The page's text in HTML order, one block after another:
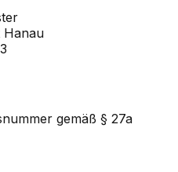
Hanau
gemäß § 27a